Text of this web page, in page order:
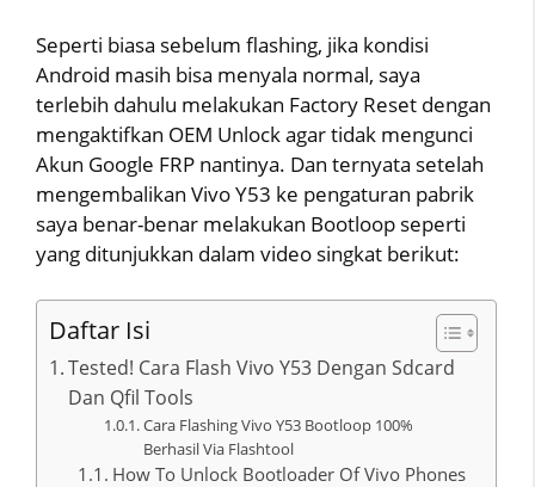
Seperti biasa sebelum flashing, jika kondisi
Android masih bisa menyala normal, saya
terlebih dahulu melakukan Factory Reset dengan
mengaktifkan OEM Unlock agar tidak mengunci
Akun Google FRP nantinya. Dan ternyata setelah
mengembalikan Vivo Y53 ke pengaturan pabrik
saya benar-benar melakukan Bootloop seperti
yang ditunjukkan dalam video singkat berikut:
Daftar Isi
Tested! Cara Flash Vivo Y53 Dengan Sdcard
Dan Qfil Tools
Cara Flashing Vivo Y53 Bootloop 100%
Berhasil Via Flashtool
How To Unlock Bootloader Of Vivo Phones